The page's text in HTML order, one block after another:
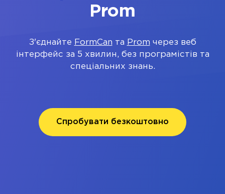
Prom
З'єднайте FormCan та Prom через веб
інтерфейс за 5 хвилин, без програмістів та
спеціальних знань.
Спробувати безкоштовно